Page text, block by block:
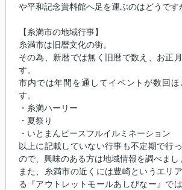
や平和記念資料館へ足を運ぶのはどうです
【糸満市の地域行事】
糸満市は旧暦文化の街。
その為、新暦では無く旧暦で数え、お正
す。
市内では年間を通してイベントが数回ほ
す。
・糸満ハーリー
・夏祭り
・いとまんピースフルイルミネーション
以上に記載していない行事も不定期で行
ので、興味のある方は地域情報を調べまし
また、糸満市の近くには豊崎というエリ
る『アウトレットモールあしびなー』で